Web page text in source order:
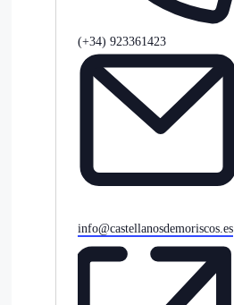
Teléfono
(+34) 923361423
Email
info@castellanosdemoriscos.es